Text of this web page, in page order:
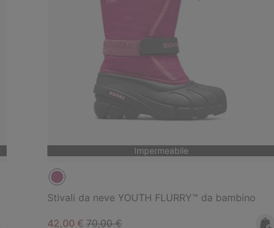
Impermeabile
Stivali da neve YOUTH FLURRY™ da bambino
Sale price:
42,00 €Regular price:
70,00 €